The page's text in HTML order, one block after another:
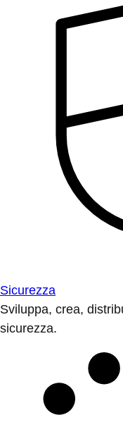
Sicurezza
Sviluppa, crea,
sicurezza.